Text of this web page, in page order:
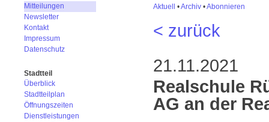
Mitteilungen
Newsletter
Kontakt
Impressum
Datenschutz
Stadtteil
Überblick
Stadtteilplan
Öffnungszeiten
Dienstleistungen
Aktuell •Archiv •Abonnieren
< zurück
21.11.2021
Realschule
AG an der